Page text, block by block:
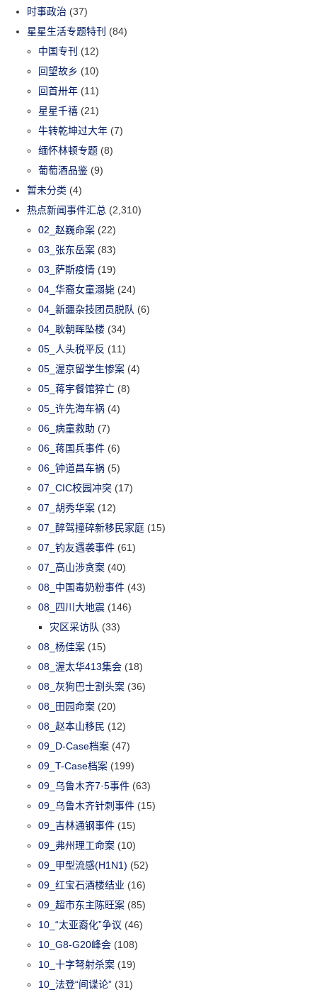
时事政治 (37)
星星生活专题特刊 (84)
中国专刊 (12)
回望故乡 (10)
回首卅年 (11)
星星千禧 (21)
牛转乾坤过大年 (7)
缅怀林顿专题 (8)
葡萄酒品鉴 (9)
暂未分类 (4)
热点新闻事件汇总 (2,310)
02_赵巍命案 (22)
03_张东岳案 (83)
03_萨斯疫情 (19)
04_华裔女童溺毙 (24)
04_新疆杂技团员脱队 (6)
04_耿朝晖坠楼 (34)
05_人头税平反 (11)
05_渥京留学生惨案 (4)
05_蒋宇餐馆猝亡 (8)
05_许先海车祸 (4)
06_病童救助 (7)
06_蒋国兵事件 (6)
06_钟道昌车祸 (5)
07_CIC校园冲突 (17)
07_胡秀华案 (12)
07_醉驾撞碎新移民家庭 (15)
07_钓友遇袭事件 (61)
07_高山涉贪案 (40)
08_中国毒奶粉事件 (43)
08_四川大地震 (146)
灾区采访队 (33)
08_杨佳案 (15)
08_渥太华413集会 (18)
08_灰狗巴士割头案 (36)
08_田园命案 (20)
08_赵本山移民 (12)
09_D-Case档案 (47)
09_T-Case档案 (199)
09_乌鲁木齐7·5事件 (63)
09_乌鲁木齐针刺事件 (15)
09_吉林通钢事件 (15)
09_弗州理工命案 (10)
09_甲型流感(H1N1) (52)
09_红宝石酒楼结业 (16)
09_超市东主陈旺案 (85)
10_“太亚裔化”争议 (46)
10_G8-G20峰会 (108)
10_十字弩射杀案 (19)
10_法登“间谍论” (31)